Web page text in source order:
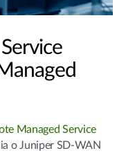
Managed Service
o Juniper SD-WAN